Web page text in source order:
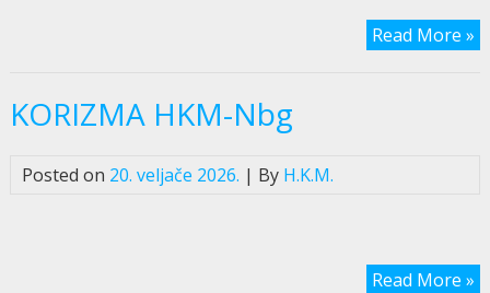
Read More »
KORIZMA HKM-Nbg
Posted on 20. veljače 2026. | By H.K.M.
Read More »